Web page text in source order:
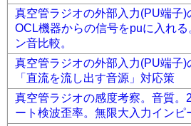
真空管ラジオの外部入力(PU端
OCL機器からの信号をpuに入れ
ン音比較。
真空管ラジオの外部入力(PU端子)
「直流を流し出す音源」対応策
真空管ラジオの感度考察。音質。
ート検波歪率。無限大入力インピ